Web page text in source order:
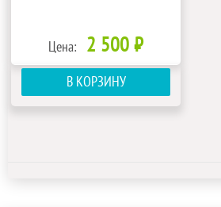
Цена: 2 500 ₽
В КОРЗИНУ